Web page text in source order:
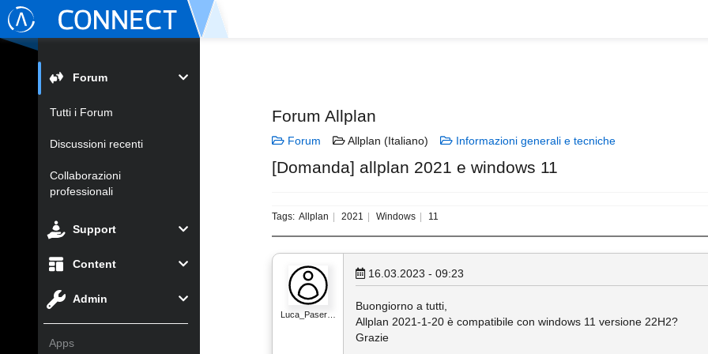
Forum
Tutti i Forum
Discussioni recenti
Collaborazioni
professionali
Support
Content
Admin
Apps
Forum Allplan
Forum Allplan (Italiano) Informazioni generali e tecniche
[Domanda] allplan 2021 e windows 11
Tags: Allplan 2021 Windows 11
Luca_Paser…
16.03.2023 - 09:23
Buongiorno a tutti,
Allplan 2021-1-20 è compatibile con windows 11 versione 22H2?
Grazie